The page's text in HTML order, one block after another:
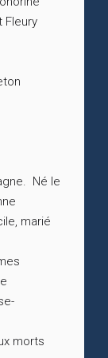
Fleury
Né le
marié
morts